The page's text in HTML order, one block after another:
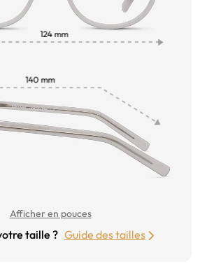
Afficher en pouces
taille ? Guide des tailles